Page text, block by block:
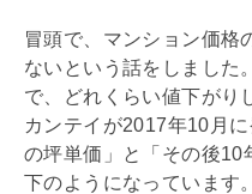
冒頭で、マンション価格
ないという話をしました
で、どれくらい値下がり
カンテイが2017年10月
の坪単価」と「その後10
下のようになっています。